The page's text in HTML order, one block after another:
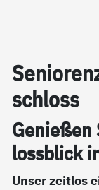
sch­loss
loss­blick
Unser zeitlos